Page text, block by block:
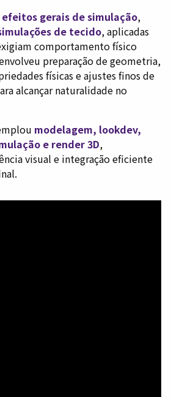
efeitos gerais de simulação,
de tecido, aplicadas
comportamento físico
preparação de geometria,
físicas e ajustes finos de
alcançar naturalidade no
modelagem, lookdev,
e render 3D,
visual e integração eficiente